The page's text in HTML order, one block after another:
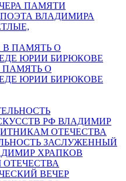
ПАМЯТИ
ВЛАДИМИРА
ПАМЯТЬ О
ЮРИИ БИРЮКОВЕ
ЗАСЛУЖЕННЫЙ
ХРАПКОВ